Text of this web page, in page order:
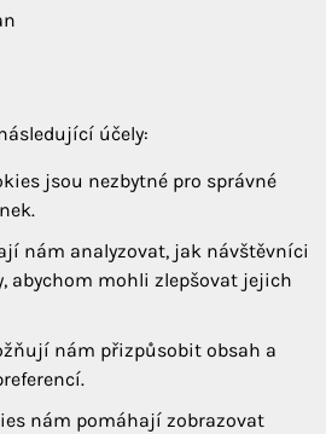
účely:
jsou nezbytné pro správné
nám analyzovat, jak návštěvníci
abychom mohli zlepšovat jejich
nám přizpůsobit obsah a
nám pomáhají zobrazovat